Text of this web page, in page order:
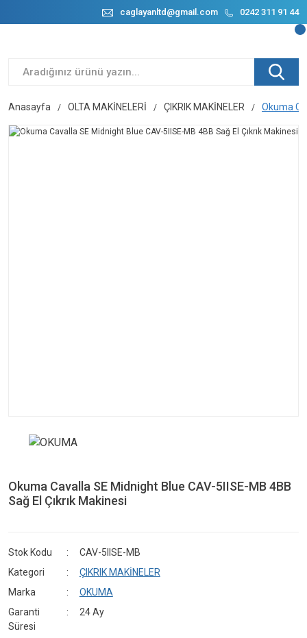
caglayanltd@gmail.com 0242 311 91 44
Anasayfa OLTA MAKİNELERİ ÇIKRIK MAKİNELER Okuma
Okuma Cavalla SE Midnight Blue CAV-5IISE-MB 4BB
Sağ El Çıkrık Makinesi
Stok Kodu
CAV-5IISE-MB
Kategori
ÇIKRIK MAKİNELER
Marka
OKUMA
Garanti
Süresi
24 Ay